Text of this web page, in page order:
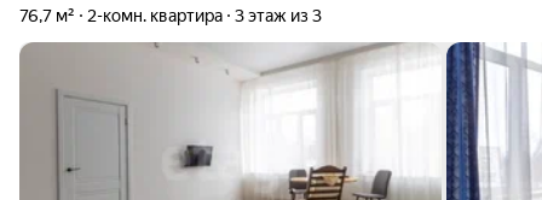
76,7 м² 2-комн. квартира 3 этаж из 3